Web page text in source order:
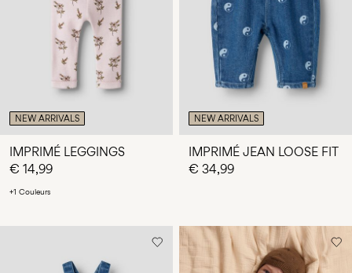
questions
nous
Luxembourg
français
NEW ARRIVALS
IMPRIMÉ LEGGINGS
€ 14,99
+1 Couleurs
NEW ARRIVALS
IMPRIMÉ JEAN LOOSE FIT
€ 34,99